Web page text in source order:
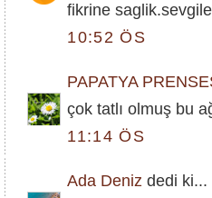
fikrine
10:52 ÖS
PAPATYA
çok tatlı olmuş bu
11:14 ÖS
Ada Deniz dedi ki...